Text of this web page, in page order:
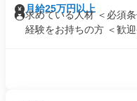
月給25万円以上
求めている人材 ＜必須
経験をお持ちの方 ＜歓迎